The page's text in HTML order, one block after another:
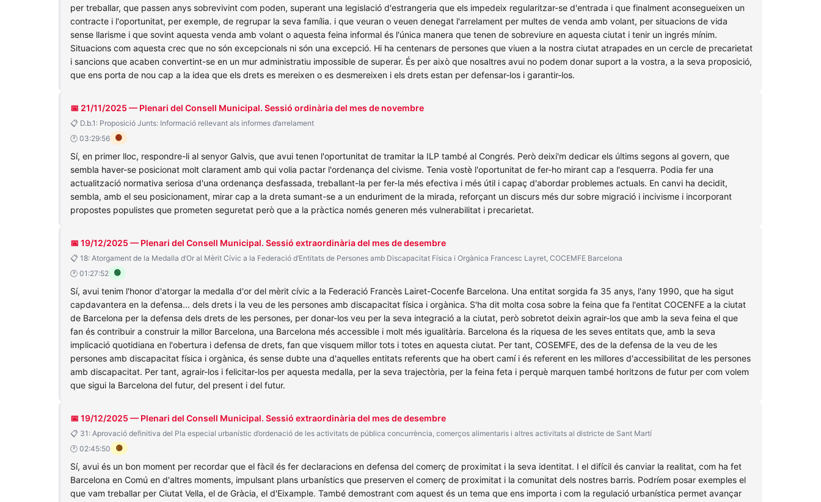
per treballar, que passen anys sobrevivint com poden, superant una legislació d'estrangeria que els impedeix regularitzar-se d'entrada i que finalment aconsegueixen un
contracte i l'oportunitat, per exemple, de regrupar la seva família. i que veuran o veuen denegat l'arrelament per multes de venda amb volant, per situacions de vida
sense llarisme i que sovint aquesta venda amb volant o aquesta feina informal és l'única manera que tenen de sobreviure en aquesta ciutat i tenir un ingrés mínim.
Situacions com aquesta crec que no són excepcionals ni són una excepció. Hi ha centenars de persones que viuen a la nostra ciutat atrapades en un cercle de precarietat
i sancions que acaben convertint-se en un mur administratiu impossible de superar. És per això que nosaltres avui no podem donar suport a la vostra, a la seva proposició,
que ens porta de nou cap a la idea que els drets es mereixen o es desmereixen i els drets estan per defensar-los i garantir-los.
📅 21/11/2025 — Plenari del Consell Municipal. Sessió ordinària del mes de novembre
📋 D.b.1: Proposició Junts: Informació rellevant als informes d’arrelament
🕐 03:29:56 🟠
Sí, en primer lloc, respondre-li al senyor Galvis, que avui tenen l'oportunitat de tramitar la ILP també al Congrés. Però deixi'm dedicar els últims segons al govern, que
sembla haver-se posicionat molt clarament amb qui volia pactar l'ordenança del civisme. Tenia vostè l'oportunitat de fer-ho mirant cap a l'esquerra. Podia fer una
actualització normativa seriosa d'una ordenança desfassada, treballant-la per fer-la més efectiva i més útil i capaç d'abordar problemes actuals. En canvi ha decidit,
sembla, amb el seu posicionament, mirar cap a la dreta sumant-se a un enduriment de la mirada, reforçant un discurs més dur sobre migració i incivisme i incorporant
propostes populistes que prometen seguretat però que a la pràctica només generen més vulnerabilitat i precarietat.
📅 19/12/2025 — Plenari del Consell Municipal. Sessió extraordinària del mes de desembre
📋 18: Atorgament de la Medalla d’Or al Mèrit Cívic a la Federació d’Entitats de Persones amb Discapacitat Física i Orgànica Francesc Layret, COCEMFE Barcelona
🕐 01:27:52 🟢
Sí, avui tenim l'honor d'atorgar la medalla d'or del mèrit cívic a la Federació Francès Lairet-Cocenfe Barcelona. Una entitat sorgida fa 35 anys, l'any 1990, que ha sigut
capdavantera en la defensa... dels drets i la veu de les persones amb discapacitat física i orgànica. S'ha dit molta cosa sobre la feina que fa l'entitat COCENFE a la ciutat
de Barcelona per la defensa dels drets de les persones, per donar-los veu per la seva integració a la ciutat, però sobretot deixin agrair-los que amb la seva feina el que
fan és contribuir a construir la millor Barcelona, una Barcelona més accessible i molt més igualitària. Barcelona és la riquesa de les seves entitats que, amb la seva
implicació quotidiana en l'obertura i defensa de drets, fan que visquem millor tots i totes en aquesta ciutat. Per tant, COSEMFE, des de la defensa de la veu de les
persones amb discapacitat física i orgànica, és sense dubte una d'aquelles entitats referents que ha obert camí i és referent en les millores d'accessibilitat de les persones
amb discapacitat. Per tant, agrair-los i felicitar-los per aquesta medalla, per la seva trajectòria, per la feina feta i perquè marquen també horitzons de futur per com volem
que sigui la Barcelona del futur, del present i del futur.
📅 19/12/2025 — Plenari del Consell Municipal. Sessió extraordinària del mes de desembre
📋 31: Aprovació definitiva del Pla especial urbanístic d’ordenació de les activitats de pública concurrència, comerços alimentaris i altres activitats al districte de Sant Martí
🕐 02:45:50
🟡
Sí, avui és un bon moment per recordar que el fàcil és fer declaracions en defensa del comerç de proximitat i la seva identitat. I el difícil és canviar la realitat, com ha fet
Barcelona en Comú en d'altres moments, impulsant plans urbanístics que preserven el comerç de proximitat i la comunitat dels nostres barris. Podríem posar exemples el
que vam treballar per Ciutat Vella, el de Gràcia, el d'Eixample. També demostrant com aquest és un tema que ens importa i com la regulació urbanística permet avançar